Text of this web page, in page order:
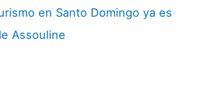
en Santo Domingo ya es
Assouline